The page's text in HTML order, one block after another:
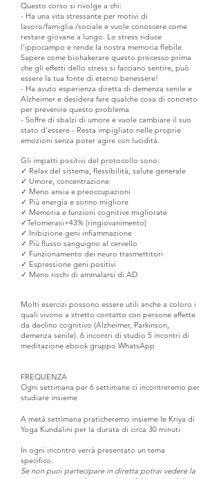
Questo corso si rivolge a chi:
- Ha una vita stressante per motivi di
lavoro/famiglia /sociale e vuole conoscere come
restare giovane a lungo. Lo stress riduce
l'ippocampo e rende la nostra memoria flebile.
Sapere come biohakerare questo processo prima
che gli effetti dello stress si facciano sentire, può
essere la tua fonte di eterno benessere!
- Ha avuto esperienza diretta di demenza senile e
Alzheimer e desidera fare qualche cosa di concreto
per prevenire questo problema
- Soffre di sbalzi di umore e vuole cambiare il suo
stato d'essere - Resta impigliato nelle proprie
emozioni senza poter agire con lucidità.
Gli impatti positivi del protocollo sono:
✓ Relax del sistema, flessibilità, salute generale
✓ Umore, concentrazione
✓ Meno ansia e preoccupazioni
✓ Più energia e sonno migliore
✓ Memoria e funzioni cognitive migliorate
✓Telomerasi+43% (ringiovanimento)
✓ Inibizione geni infiammazione
✓ Più flusso sanguigno al cervello
✓ Funzionamento dei neuro trasmettitori
✓ Espressione geni positivi
✓ Meno rischi di ammalarsi di AD
Molti esercizi possono essere utili anche a coloro i
quali vivono a stretto contatto con persone affette
da declino cognitivo (Alzheimer, Parkinson,
demenza senile). 6 incontri di studio 5 incontri di
meditazione ebook gruppo WhatsApp
FREQUENZA
Ogni settimana per 6 settimane ci incontreremo per
studiare insieme
A metà settimana praticheremo insieme le Kriya di
Yoga Kundalini per la durata di circa 30 minuti
In ogni incontro verrà presentato un tema
specifico.
Se non puoi partecipare in diretta potrai vedere la